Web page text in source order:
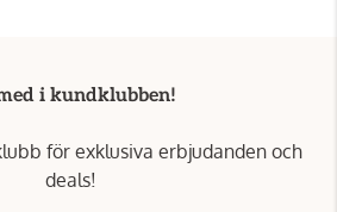
i kundklubben!
för exklusiva erbjudanden och
deals!